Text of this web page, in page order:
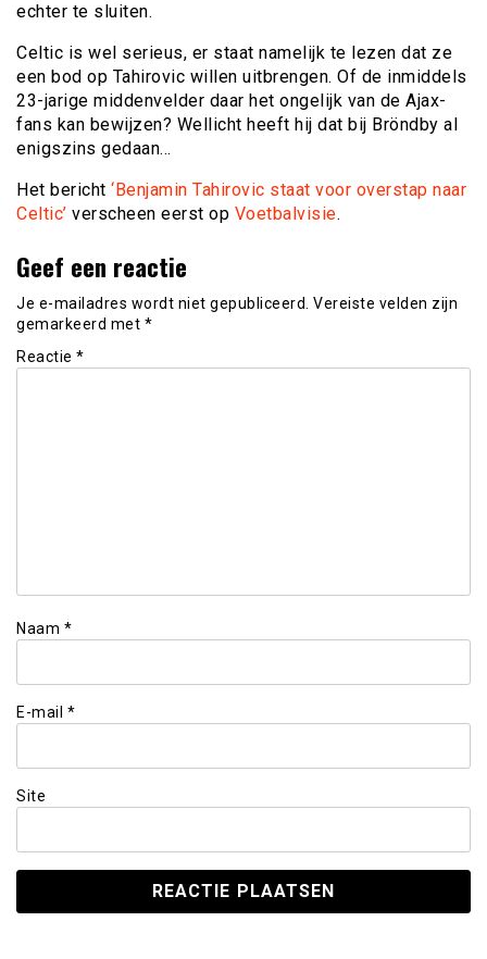
echter te sluiten.
Celtic is wel serieus, er staat namelijk te lezen dat ze
een bod op Tahirovic willen uitbrengen. Of de inmiddels
23-jarige middenvelder daar het ongelijk van de Ajax-
fans kan bewijzen? Wellicht heeft hij dat bij Bröndby al
enigszins gedaan…
Het bericht ‘Benjamin Tahirovic staat voor overstap naar
Celtic’ verscheen eerst op Voetbalvisie.
Geef een reactie
Je e-mailadres wordt niet gepubliceerd. Vereiste velden zijn
gemarkeerd met *
Reactie *
Naam *
E-mail *
Site